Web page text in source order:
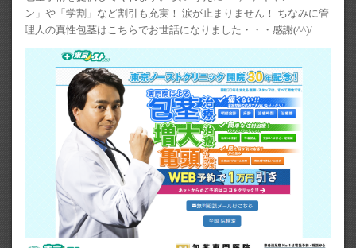
ン」や「学割」など割引も充実！ 涙が止まりません！ ちなみに管
理人の真性包茎はこちらでお世話になりました・・・感謝(^^)/